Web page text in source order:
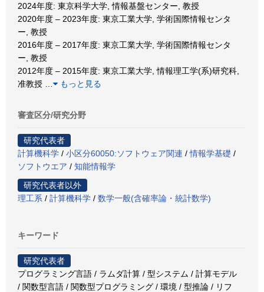
2024年度: 東京科学大学, 情報基盤センター, 教授
2020年度 – 2023年度: 東京工業大学, 学術国際情報センタ
ー, 教授
2016年度 – 2017年度: 東京工業大学, 学術国際情報センタ
ー, 教授
2012年度 – 2015年度: 東京工業大学, 情報理工学(系)研究科,
准教授
もっと見る
審査区分/研究分野
研究代表者
計算機科学 / 小区分60050:ソフトウェア関連 /情報学基礎 /
ソフトウエア / 知能情報学
研究代表者以外
理工系 / 計算機科学 / 数学一般(含確率論・統計数学)
キーワード
研究代表者
プログラミング言語 / ラムダ計算 / 型システム / 計算モデル
/ 関数型言語 / 関数型プログラミング / 環境 / 型推論 / リフ